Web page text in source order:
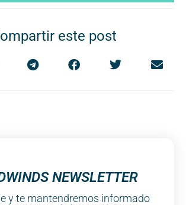
este post
NEWSLETTER
y te mantendremos informado